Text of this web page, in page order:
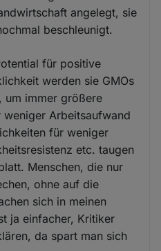
angelegt, sie
beschleunigt.
für positive
werden sie GMOs
um immer größere
Arbeitsaufwand
für weniger
etc. taugen
Menschen, die nur
ohne auf die
sich in meinen
ja einfacher, Kritiker
da spart man sich